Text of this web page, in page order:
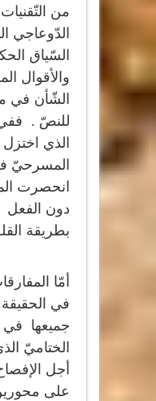
من
الدّوعاجي
السّياق
والأقوال
الشّأن في
للنصّ . ففي
الذي
المسرحيّ
انحصرت
دون
بطريقة
أمّا
في
جميعها في
الختاميّ
أجل
على